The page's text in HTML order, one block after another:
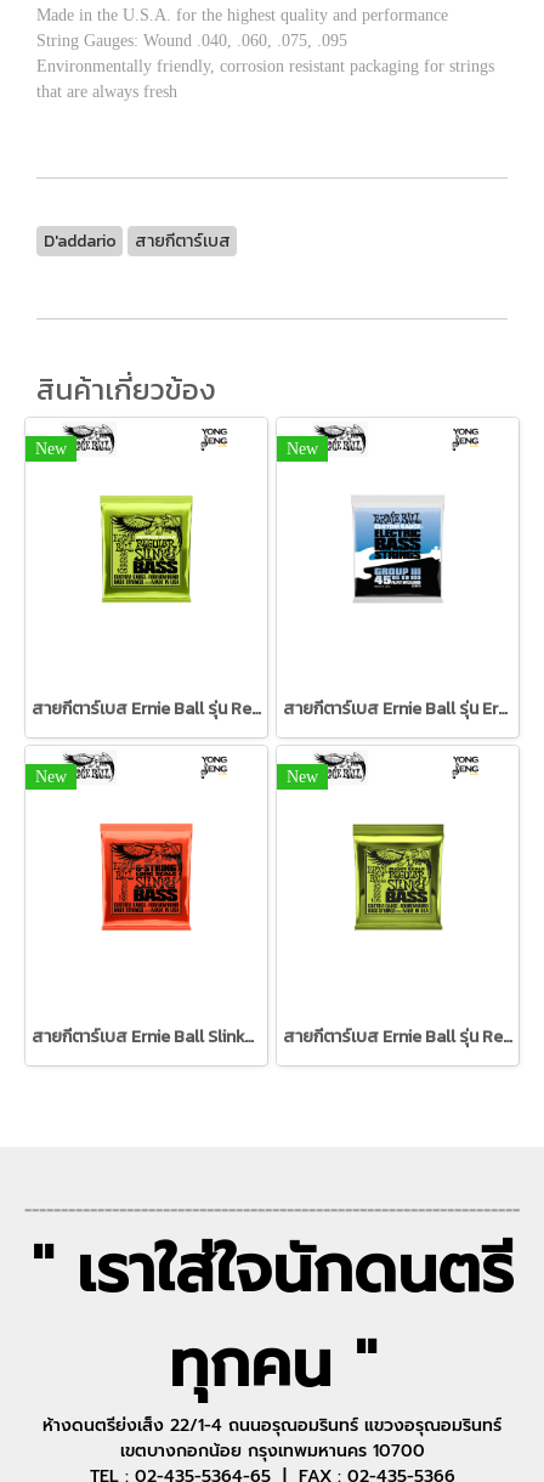
Made in the U.S.A. for the highest quality and performance
String Gauges: Wound .040, .060, .075, .095
Environmentally friendly, corrosion resistant packaging for strings
that are always fresh
D'addario สายกีตาร์เบส
สินค้าเกี่ยวข้อง
New
สายกีตาร์เบส Ernie Ball รุ่น Regular Slinky Nickel Wound Medium Scale Electric Bass Strings 45-105 Gauge
New
สายกีตาร์เบส Ernie Ball รุ่น Ernie Ball Flatwound Group III Electric Bass Strings 45-100
New
สายกีตาร์เบส Ernie Ball Slinky Nickel Wound Long Scale 6-String Electric Bass Strings
New
สายกีตาร์เบส Ernie Ball รุ่น Regular Slinky Nickel Wound Short Scale Electric Bass Strings 45-105 Gauge
--------------------------------------------------------------------
" เราใส่ใจนักดนตรี
ทุกคน "
ห้างดนตรีย่งเส็ง 22/1-4 ถนนอรุณอมรินทร์ แขวงอรุณอมรินทร์
เขตบางกอกน้อย กรุงเทพมหานคร 10700
TEL : 02-435-5364-65 | FAX : 02-435-5366